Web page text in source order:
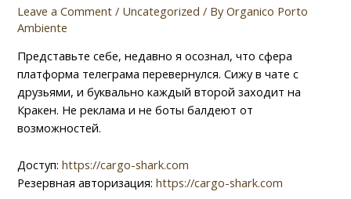
Leave a Comment / Uncategorized / ByOrganico Porto
Ambiente
Представьте себе, недавно я осознал, что сфера
платформа телеграма перевернулся. Сижу в чате с
друзьями, и буквально каждый второй заходит на
Кракен. Не реклама и не боты балдеют от
возможностей.
Доступ:https://cargo-shark.com
Резервная авторизация:https://cargo-shark.com